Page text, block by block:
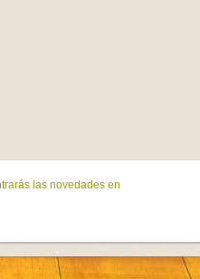
las novedades en